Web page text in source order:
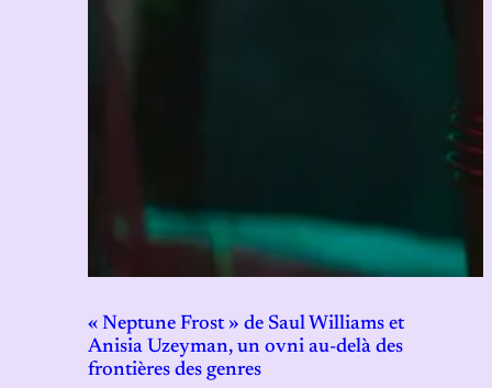
« Neptune Frost » de Saul Williams et
Anisia Uzeyman, un ovni au-delà des
frontières des genres